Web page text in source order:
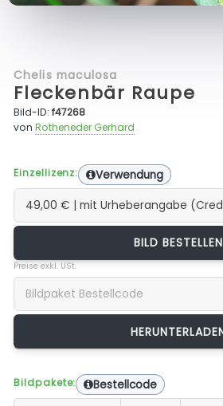
Chelis maculosa
Fleckenbär Raupe
Bild-ID:f47268
vonRotheneder Gerhard
Einzellizenz: Verwendung
BILD BESTELLEN
Preise exkl. USt.
Bildpakete: Bestellcode